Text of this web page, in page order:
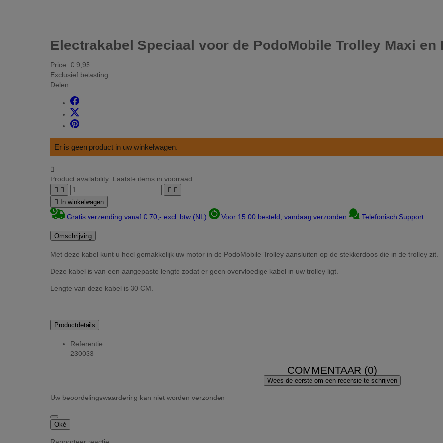
Electrakabel Speciaal voor de PodoMobile Trolley Maxi en
Price: € 9,95
Exclusief belasting
Delen
Er is geen product in uw winkelwagen.

Product availability: Laatste items in voorraad
   
 In winkelwagen
Gratis verzending vanaf € 70,- excl. btw (NL) Voor 15:00 besteld, vandaag verzonden Telefonisch Support
Omschrijving
Met deze kabel kunt u heel gemakkelijk uw motor in de PodoMobile Trolley aansluiten op de stekkerdoos die in de trolley zit.
Deze kabel is van een aangepaste lengte zodat er geen overvloedige kabel in uw trolley ligt.
Lengte van deze kabel is 30 CM.
Productdetails
Referentie
230033
COMMENTAAR (0)
Wees de eerste om een recensie te schrijven
Uw beoordelingswaardering kan niet worden verzonden
Oké